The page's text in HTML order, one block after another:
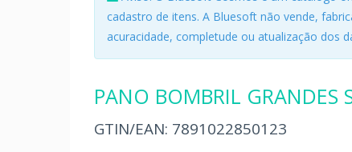
cadastro de itens. A Bluesoft não vende,
acuracidade, completude ou atualização dos
PANO BOMBRIL GRANDES
GTIN/EAN: 7891022850123